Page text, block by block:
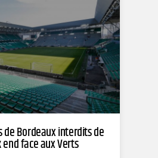
de Bordeaux interdits de
face aux Verts